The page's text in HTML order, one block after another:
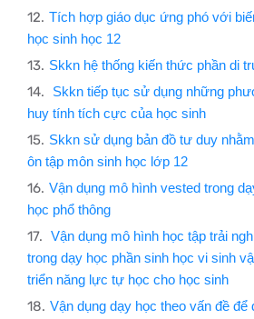
Tích hợp giáo dục ứng phó với
học sinh học 12
Skkn hệ thống kiến thức phần di
Skkn tiếp tục sử dụng những
huy tính tích cực của học sinh
Skkn sử dụng bản đồ tư duy
ôn tập môn sinh học lớp 12
Vận dụng mô hình vested trong
học phổ thông​
Vận dụng mô hình học tập trải
trong dạy học phần sinh học vi sinh
triển năng lực tự học cho học sinh
Vận dụng dạy học theo vấn đề